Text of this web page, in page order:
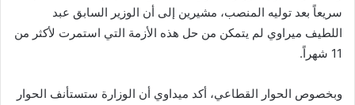
سريعاً بعد توليه المنصب، مشيرين إلى أن الوزير السابق عبد
اللطيف ميراوي لم يتمكن من حل هذه الأزمة التي استمرت لأكثر من
11 شهراً.
وبخصوص الحوار القطاعي، أكد ميداوي أن الوزارة ستستأنف الحوار